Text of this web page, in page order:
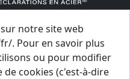
notre site web
. Pour en savoir plus
ou pour modifier
cookies (c'est-à-dire
droits réservés.
Politique d’accessibilité
en anglais)